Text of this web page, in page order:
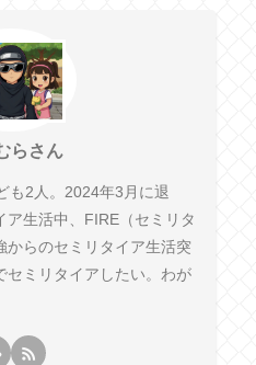
らさん
も2人。2024年3月に退
生活中、FIRE（セミリタ
からのセミリタイア生活突
セミリタイアしたい。わが